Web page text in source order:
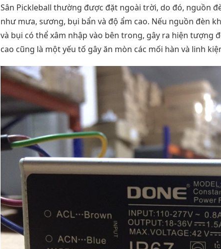
Sân Pickleball thường được đặt ngoài trời, do đó, nguồn
như mưa, sương, bụi bẩn và độ ẩm cao. Nếu nguồn đèn
và bụi có thể xâm nhập vào bên trong, gây ra hiện tượng
cao cũng là một yếu tố gây ăn mòn các mối hàn và linh